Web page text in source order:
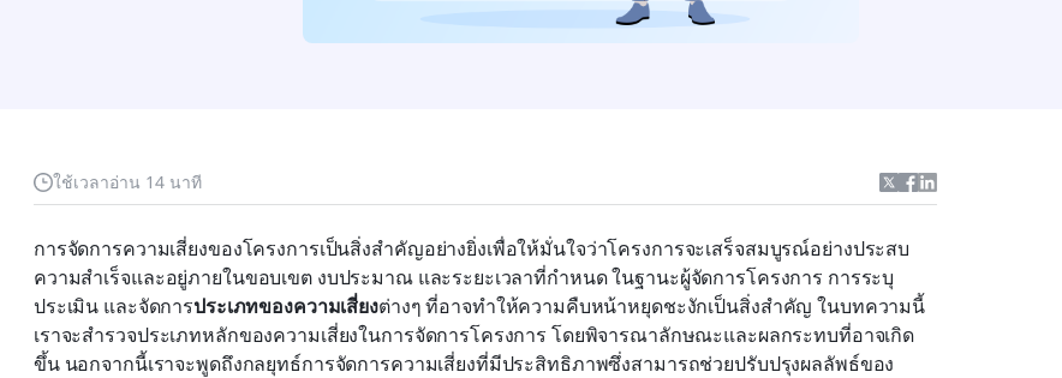
ใช้เวลาอ่าน 14 นาที
การจัดการความเสี่ยงของโครงการเป็นสิ่งสำคัญอย่างยิ่งเพื่อให้มั่นใจว่าโครงการจะเสร็จสมบูรณ์อย่างประสบ
ความสำเร็จและอยู่ภายในขอบเขต งบประมาณ และระยะเวลาที่กำหนด ในฐานะผู้จัดการโครงการ การระบุ
ประเมิน และจัดการประเภทของความเสี่ยงต่างๆ ที่อาจทำให้ความคืบหน้าหยุดชะงักเป็นสิ่งสำคัญ ในบทความนี้
เราจะสำรวจประเภทหลักของความเสี่ยงในการจัดการโครงการ โดยพิจารณาลักษณะและผลกระทบที่อาจเกิด
ขึ้น นอกจากนี้เราจะพูดถึงกลยุทธ์การจัดการความเสี่ยงที่มีประสิทธิภาพซึ่งสามารถช่วยปรับปรุงผลลัพธ์ของ